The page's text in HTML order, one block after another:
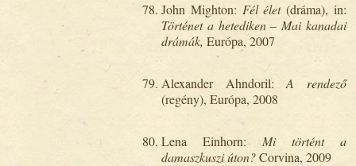
John Mighton: Fél élet(dráma), in:
Történet a hetediken – Mai kanadai
drámák, Európa, 2007
Alexander Ahndoril:A rendező
(regény), Európa, 2008
Lena Einhorn: Mi történt a
damaszkuszi úton?Corvina, 2009